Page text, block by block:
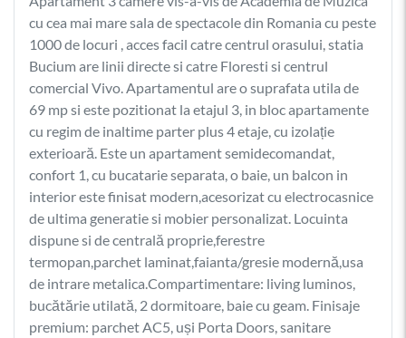
cu cea mai mare sala de spectacole din Romania cu peste
1000 de locuri , acces facil catre centrul orasului, statia
Bucium are linii directe si catre Floresti si centrul
comercial Vivo. Apartamentul are o suprafata utila de
69 mp si este pozitionat la etajul 3, in bloc apartamente
cu regim de inaltime parter plus 4 etaje, cu izolație
exterioară. Este un apartament semidecomandat,
confort 1, cu bucatarie separata, o baie, un balcon in
interior este finisat modern,acesorizat cu electrocasnice
de ultima generatie si mobier personalizat. Locuinta
dispune si de centrală proprie,ferestre
termopan,parchet laminat,faianta/gresie modernă,usa
de intrare metalica.Compartimentare: living luminos,
bucătărie utilată, 2 dormitoare, baie cu geam. Finisaje
premium: parchet AC5, uși Porta Doors, sanitare